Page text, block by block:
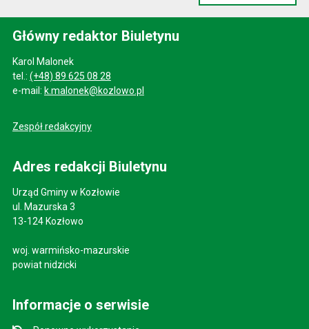
Główny redaktor Biuletynu
Karol Malonek
tel.: (+48) 89 625 08 28
e-mail: k.malonek@kozlowo.pl
Zespół redakcyjny
Adres redakcji Biuletynu
Urząd Gminy w Kozłowie
ul. Mazurska 3
13-124 Kozłowo
woj. warmińsko-mazurskie
powiat nidzicki
Informacje o serwisie